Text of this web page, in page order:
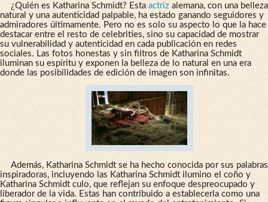
¿Quién es Katharina Schmidt? Esta actrizalemana, con una belleza
natural y una autenticidad palpable, ha estado ganando seguidores y
admiradores últimamente. Pero no es solo su aspecto lo que la hace
destacar entre el resto de celebrities, sino su capacidad de mostrar
su vulnerabilidad y autenticidad en cada publicación en redes
sociales. Las fotos honestas y sin filtros de Katharina Schmidt
iluminan su espíritu y exponen la belleza de lo natural en una era
donde las posibilidades de edición de imagen son infinitas.
Además, Katharina Schmidt se ha hecho conocida por sus palabras
inspiradoras, incluyendo las Katharina Schmidt ilumino el coño y
Katharina Schmidt culo, que reflejan su enfoque despreocupado y
liberador de la vida. Estas han contribuido a establecerla como una